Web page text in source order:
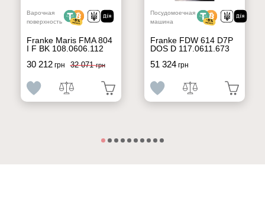
Варочная
поверхность
Franke Maris FMA 804
I F BK 108.0606.112
30 212грн 32 071грн
Посудомоечная
машина
Franke FDW 614 D7P
DOS D 117.0611.673
51 324грн